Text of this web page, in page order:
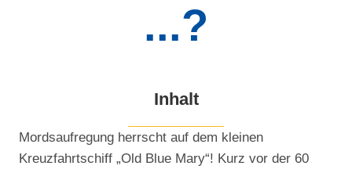
...?
Inhalt
Mordsaufregung herrscht auf dem kleinen
Kreuzfahrtschiff „Old Blue Mary“! Kurz vor der 60